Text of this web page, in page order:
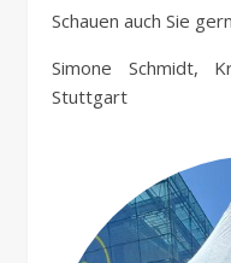
Schauen auch Sie
Simone Schmidt,
Stuttgart